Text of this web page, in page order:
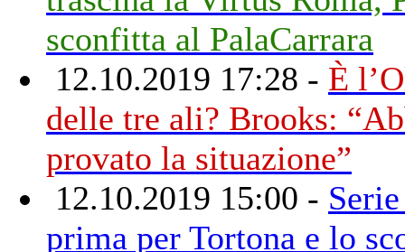
sconfitta al PalaCarrara
12.10.2019 17:28 - È
delle tre ali? Brooks:
provato la situazione”
12.10.2019 15:00 -
prima per Tortona e lo